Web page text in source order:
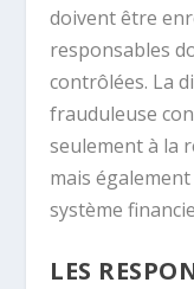
doivent être
responsables
contrôlées. La
frauduleuse
seulement à la
mais
système
LES